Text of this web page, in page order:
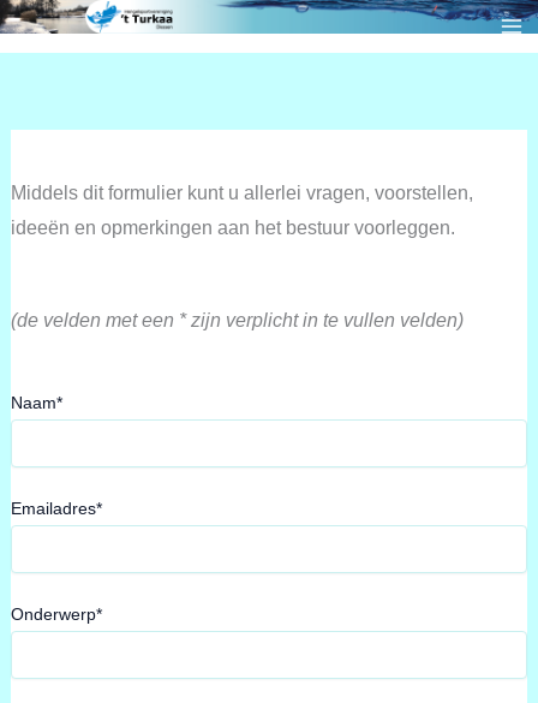
Ga
naar
Middels dit formulier kunt u allerlei vragen, voorstellen,
ideeën en opmerkingen aan het bestuur voorleggen.
(de velden met een * zijn verplicht in te vullen velden)
Naam*
Emailadres*
Onderwerp*